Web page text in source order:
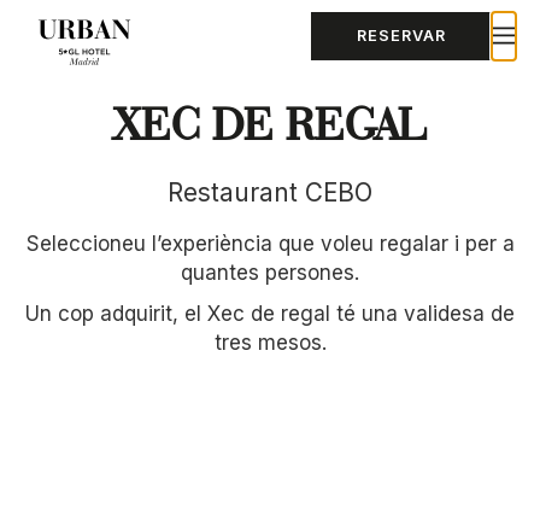
RESERVAR
XEC DE REGAL
Restaurant CEBO
Seleccioneu l’experiència que voleu regalar i per a
quantes persones.
Un cop adquirit, el Xec de regal té una validesa de
tres mesos.